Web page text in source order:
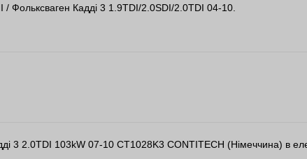
Фольксваген Кадді 3 1.9TDI/2.0SDI/2.0TDI 04-10.
3 2.0TDI 103kW 07-10 CT1028K3 CONTITECH (Німеччина) в